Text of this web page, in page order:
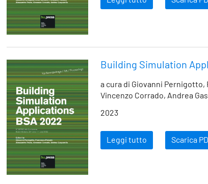
Building Simulation
a cura di Giovanni Pernigotto,
Vincenzo Corrado, Andrea
2023
Leggi tutto Scarica